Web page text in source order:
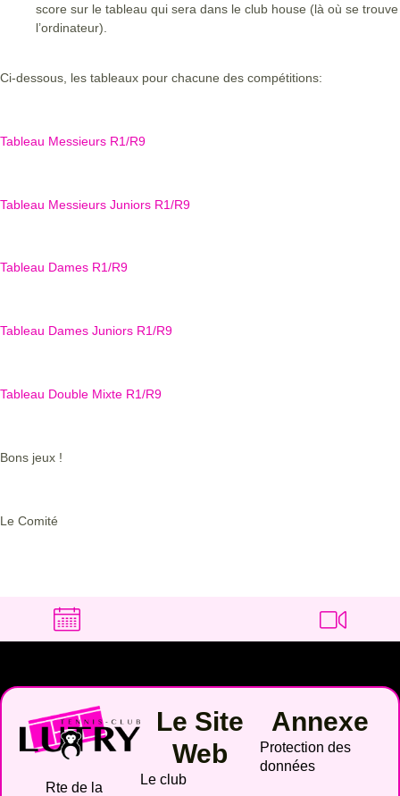
score sur le tableau qui sera dans le club house (là où se trouve
l’ordinateur).
Ci-dessous, les tableaux pour chacune des compétitions:
Tableau Messieurs R1/R9
Tableau Messieurs Juniors R1/R9
Tableau Dames R1/R9
Tableau Dames Juniors R1/R9
Tableau Double Mixte R1/R9
Bons jeux !
Le Comité
Rte de la
Le Site
Web
Le club
Annexe
Protection des
données